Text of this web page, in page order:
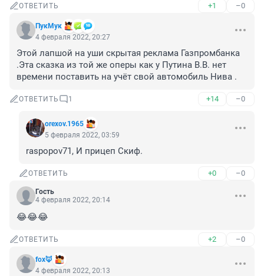
ОТВЕТИТЬ +1 –0
ПукМук
4 февраля 2022, 20:27
Этой лапшой на уши скрытая реклама Газпромбанка
.Эта сказка из той же оперы как у Путина В.В. нет
времени поставить на учёт свой автомобиль Нива .
ОТВЕТИТЬ 1 +14 –0
orexov.1965
5 февраля 2022, 03:59
raspopov71, И прицеп Скиф.
ОТВЕТИТЬ +0 –0
Гость
4 февраля 2022, 20:14
😂😂😂
ОТВЕТИТЬ +2 –0
fox🦊
4 февраля 2022, 20:13